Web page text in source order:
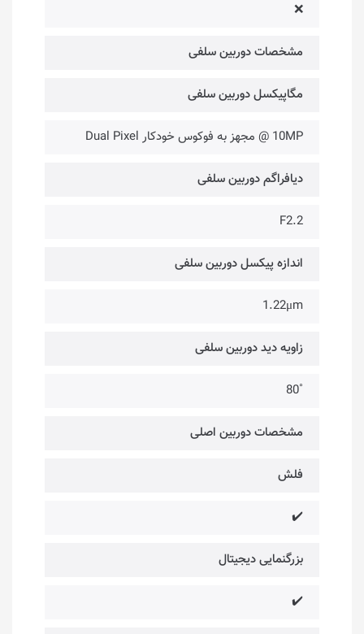
❌
مشخصات دوربین سلفی
مگاپیکسل دوربین سلفی
10MP @ مجهز به فوکوس خودکار Dual Pixel
دیافراگم دوربین سلفی
F2.2
اندازه پیکسل دوربین سلفی
1.22μm
زاویه دید دوربین سلفی
˚80
مشخصات دوربین اصلی
فلش
✔️
بزرگنمایی دیجیتال
✔️